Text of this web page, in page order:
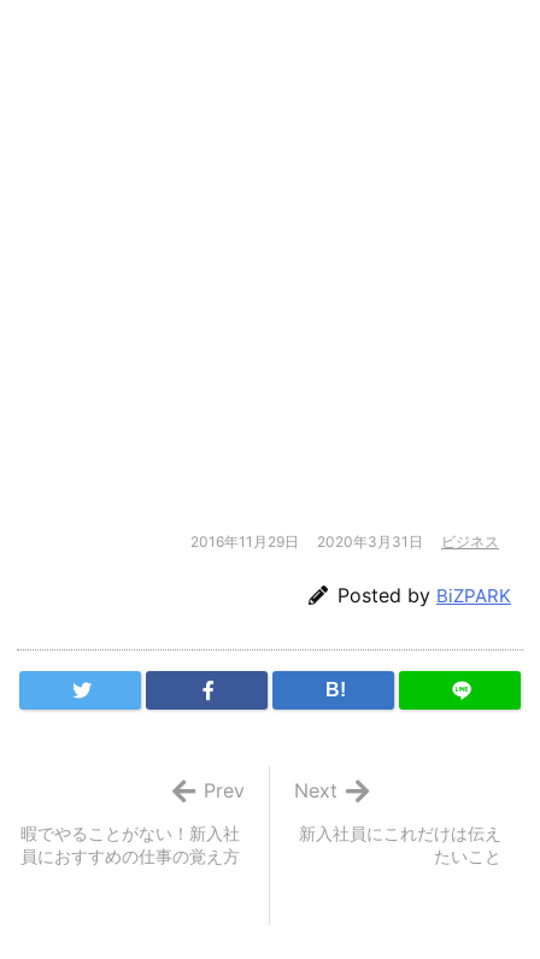
2016年11月29日 2020年3月31日 ビジネス
Posted by BiZPARK
B!
新入社員にこれだけは伝え
たいこと
Next
暇でやることがない！新入社
員におすすめの仕事の覚え方
Prev